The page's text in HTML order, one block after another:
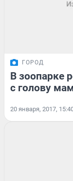
ГОРОД
В зоопарке
с голову
20 января, 2017,